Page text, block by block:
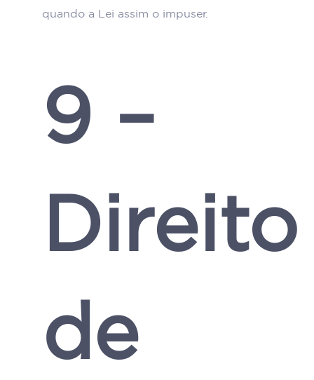
quando a Lei assim o impuser.
9 –
Direito
de